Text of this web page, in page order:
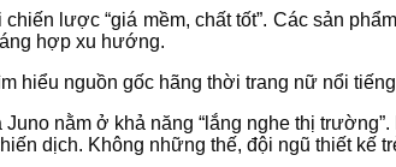
lược “giá mềm, chất tốt”. Các sản
hợp xu hướng.
nằm ở khả năng “lắng nghe thị
dịch. Không những thế, đội ngũ thiết kế